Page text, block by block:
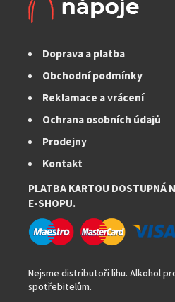
i
s
Doprava a platba
Obchodní podmínky
Reklamace a vrácení
Ochrana osobních údajů
Prodejny
Kontakt
PLATBA KARTOU DOSTUPNÁ
E-SHOPU.
Nejsme distributoři lihu. Alkohol
spotřebitelům.